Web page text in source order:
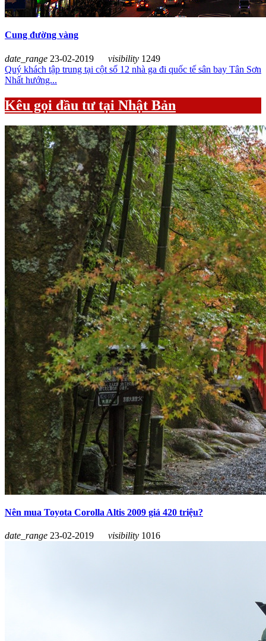
Cung đường vàng
date_range 23-02-2019 visibility 1249
Quý khách tập trung tại cột số 12 nhà ga đi quốc tế sân bay Tân Sơn
Nhất hướng...
Kêu gọi đầu tư tại Nhật Bản
Nên mua Toyota Corolla Altis 2009 giá 420 triệu?
date_range 23-02-2019 visibility 1016